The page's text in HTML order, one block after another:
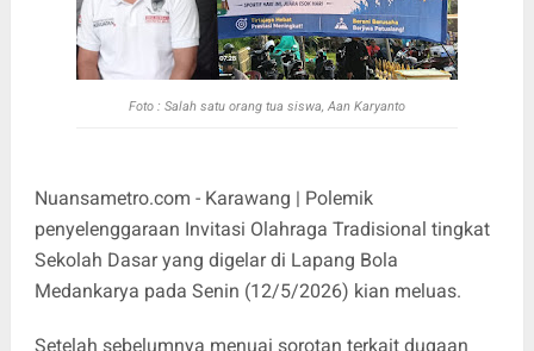
Foto : Salah satu orang tua siswa, Aan Karyanto
Nuansametro.com - Karawang | Polemik
penyelenggaraan Invitasi Olahraga Tradisional tingkat
Sekolah Dasar yang digelar di Lapang Bola
Medankarya pada Senin (12/5/2026) kian meluas.
Setelah sebelumnya menuai sorotan terkait dugaan